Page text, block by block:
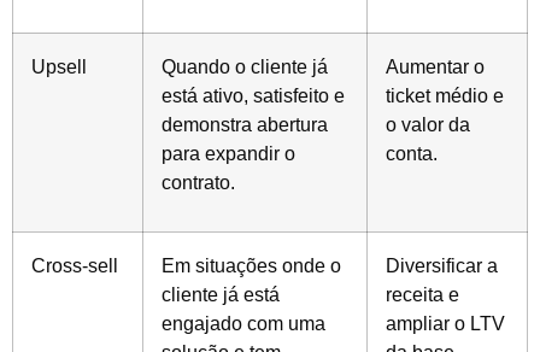
Upsell
Quando o cliente já
está ativo, satisfeito e
demonstra abertura
para expandir o
contrato.
Aumentar o
ticket médio e
o valor da
conta.
Cross-sell
Em situações onde o
cliente já está
engajado com uma
Diversificar a
receita e
ampliar o LTV